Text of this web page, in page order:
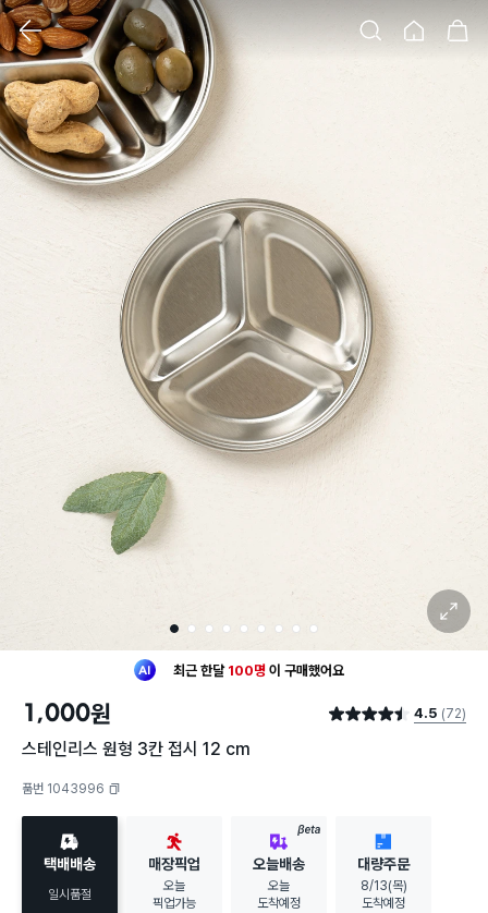
클릭 시 이미지 확대 보기 팝업 열림
1 2 3 4 5 6 7 8 9
확대 보기
최근 한달 100명 이 구매했어요
구매했어요
1,000원 별점 4.5점 4.5 (72)
스테인리스 원형 3칸 접시 12 cm
품번 1043996
택배배송
일시품절
매장픽업
오늘
픽업가능
BETA
오늘배송
오늘
도착예정
대량주문
8/13(목)
도착예정